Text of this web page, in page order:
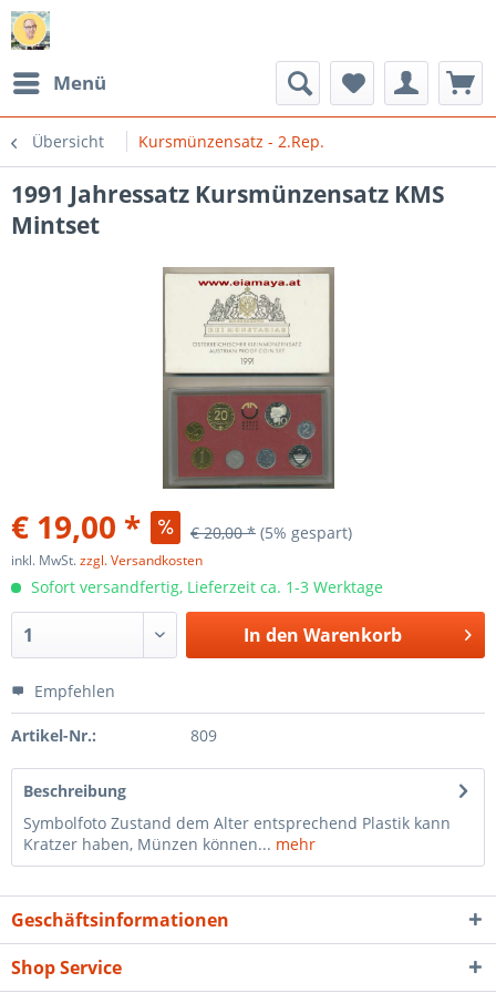
Menü
Übersicht Kursmünzensatz - 2.Rep.
1991 Jahressatz Kursmünzensatz KMS
Mintset
€ 19,00 * € 20,00 * (5% gespart)
inkl. MwSt.zzgl. Versandkosten
Sofort versandfertig, Lieferzeit ca. 1-3 Werktage
In den Warenkorb
Empfehlen
Artikel-Nr.: 809
Beschreibung
Symbolfoto Zustand dem Alter entsprechend Plastik kann
Kratzer haben, Münzen können... mehr
Geschäftsinformationen
Shop Service